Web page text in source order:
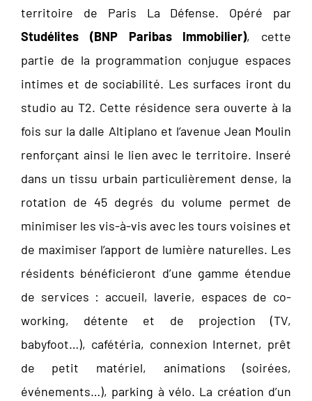
territoire de Paris La Défense. Opéré par
Studélites (BNP Paribas Immobilier), cette
partie de la programmation conjugue espaces
intimes et de sociabilité. Les surfaces iront du
studio au T2. Cette résidence sera ouverte à la
fois sur la dalle Altiplano et l’avenue Jean Moulin
renforçant ainsi le lien avec le territoire. Inseré
dans un tissu urbain particulièrement dense, la
rotation de 45 degrés du volume permet de
minimiser les vis-à-vis avec les tours voisines et
de maximiser l’apport de lumière naturelles. Les
résidents bénéficieront d’une gamme étendue
de services : accueil, laverie, espaces de co-
working, détente et de projection (TV,
babyfoot…), cafétéria, connexion Internet, prêt
de petit matériel, animations (soirées,
événements…), parking à vélo. La création d’un